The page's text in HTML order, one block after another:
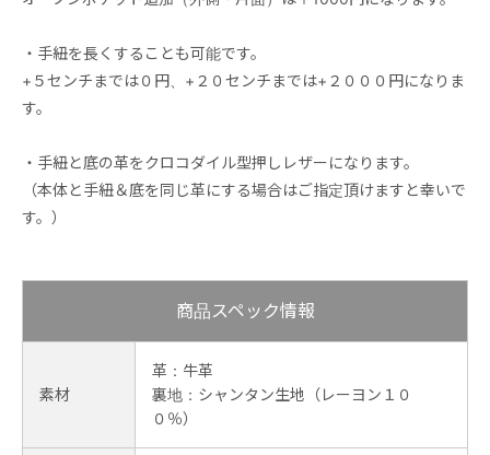
・手紐を長くすることも可能です。
+５センチまでは０円、+２０センチまでは+２０００円になりま
す。
・手紐と底の革をクロコダイル型押しレザーになります。
（本体と手紐＆底を同じ革にする場合はご指定頂けますと幸いで
す。）
商品スペック情報
素材
革：牛革
裏地：シャンタン生地（レーヨン１０
０％）